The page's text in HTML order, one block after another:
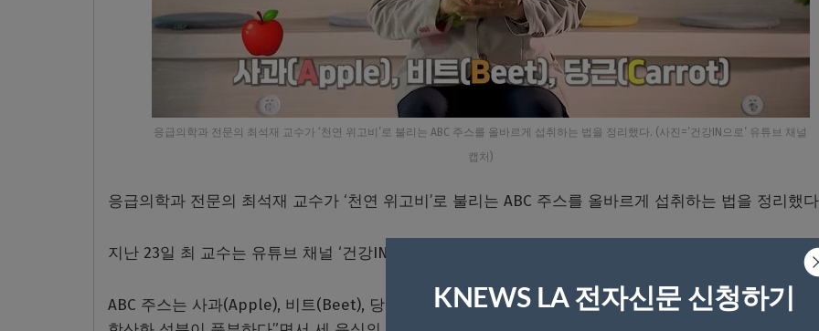
응급의학과 전문의 최석재 교수가 ‘천연 위고비’로 불리는 ABC 주스를 올바르게 섭취하는 법을 정리했다. (사진=’건강IN으로’ 유튜브 채널
캡처)
응급의학과 전문의 최석재 교수가 ‘천연 위고비’로 불리는 ABC 주스를 올바르게 섭취하는 법을 정리했
지난 23일 최 교수는 유튜브 채널 ‘건강IN으로’ 영상을 통해 ABC 주스의 효능을 소개했다.
ABC 주스는 사과(Apple), 비트(Beet), 당근(Carrot)을 함께 갈아서 만든 음료이다. 최 교수는 “ABC 주스
KNEWS LA 전자신문 신청하기